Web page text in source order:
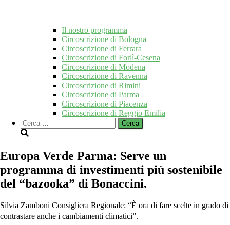
Il nostro programma
Circoscrizione di Bologna
Circoscrizione di Ferrara
Circoscrizione di Forlì-Cesena
Circoscrizione di Modena
Circoscrizione di Ravenna
Circoscrizione di Rimini
Circoscrizione di Parma
Circoscrizione di Piacenza
Circoscrizione di Reggio Emilia
Ricerca
per:
Europa Verde Parma: Serve un
programma di investimenti più sostenibile
del “bazooka” di Bonaccini.
Silvia Zamboni Consigliera Regionale: “È ora di fare scelte in grado di
contrastare anche i cambiamenti climatici”.